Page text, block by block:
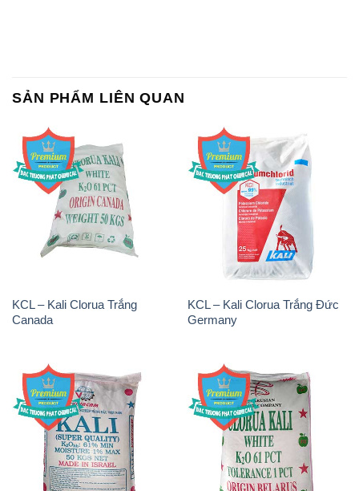
SẢN PHẨM LIÊN QUAN
KCL – Kali Clorua Trắng
Canada
KCL – Kali Clorua Trắng Đức
Germany